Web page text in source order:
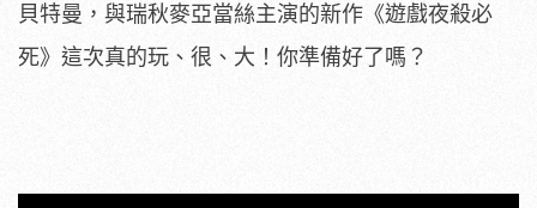
貝特曼，與瑞秋麥亞當絲主演的新作《遊戲夜殺必
死》這次真的玩、很、大！你準備好了嗎？